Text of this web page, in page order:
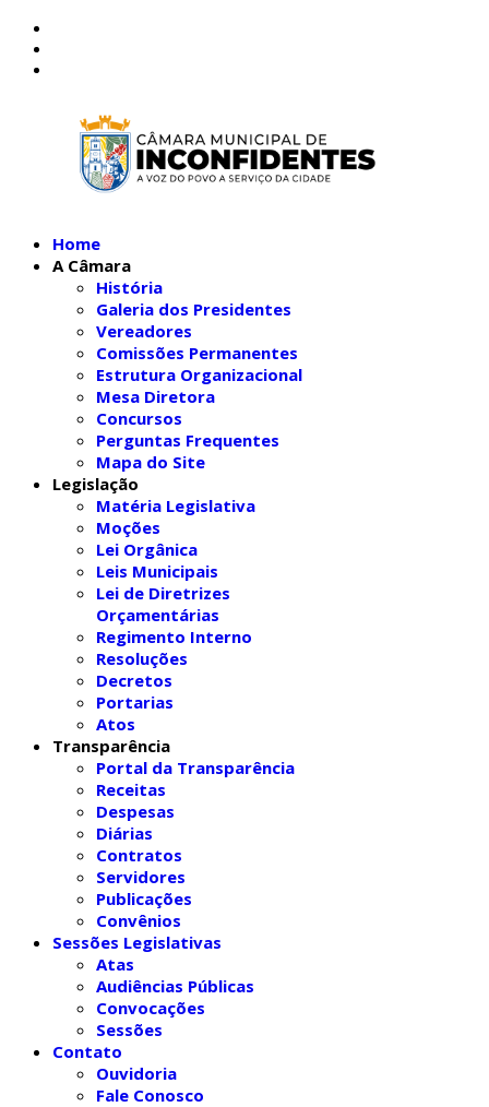
Home
A Câmara
História
Galeria dos Presidentes
Vereadores
Comissões Permanentes
Estrutura Organizacional
Mesa Diretora
Concursos
Perguntas Frequentes
Mapa do Site
Legislação
Matéria Legislativa
Moções
Lei Orgânica
Leis Municipais
Lei de Diretrizes
Orçamentárias
Regimento Interno
Resoluções
Decretos
Portarias
Atos
Transparência
Portal da Transparência
Receitas
Despesas
Diárias
Contratos
Servidores
Publicações
Convênios
Sessões Legislativas
Atas
Audiências Públicas
Convocações
Sessões
Contato
Ouvidoria
Fale Conosco